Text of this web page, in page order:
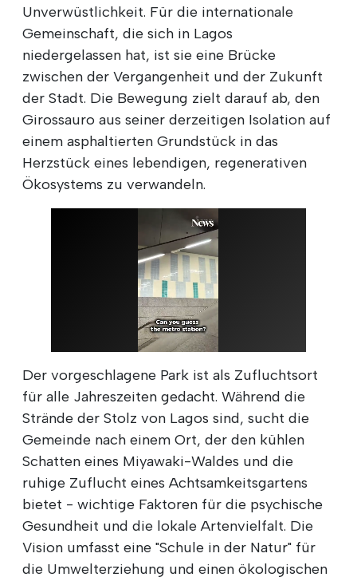
Unverwüstlichkeit. Für die internationale
Gemeinschaft, die sich in Lagos
niedergelassen hat, ist sie eine Brücke
zwischen der Vergangenheit und der Zukunft
der Stadt. Die Bewegung zielt darauf ab, den
Girossauro aus seiner derzeitigen Isolation auf
einem asphaltierten Grundstück in das
Herzstück eines lebendigen, regenerativen
Ökosystems zu verwandeln.
Der vorgeschlagene Park ist als Zufluchtsort
für alle Jahreszeiten gedacht. Während die
Strände der Stolz von Lagos sind, sucht die
Gemeinde nach einem Ort, der den kühlen
Schatten eines Miyawaki-Waldes und die
ruhige Zuflucht eines Achtsamkeitsgartens
bietet - wichtige Faktoren für die psychische
Gesundheit und die lokale Artenvielfalt. Die
Vision umfasst eine "Schule in der Natur" für
die Umwelterziehung und einen ökologischen